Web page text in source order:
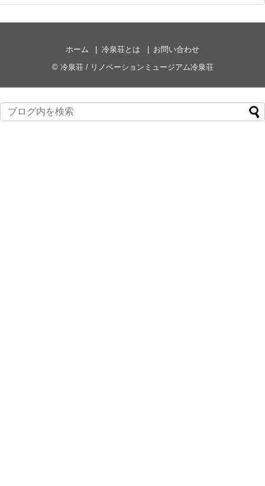
ホーム 冷泉荘とは
お問い合わせ
© 冷泉荘 / リノベーションミュージアム冷泉荘